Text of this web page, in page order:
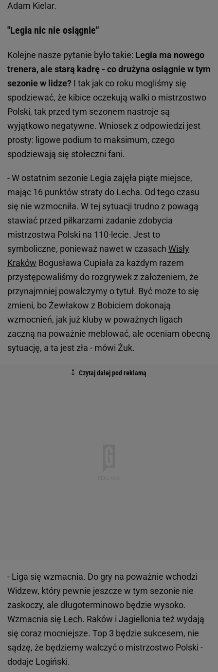
Adam Kielar.
"Legia nic nie osiągnie"
Kolejne nasze pytanie było takie: Legia ma nowego
trenera, ale starą kadrę - co drużyna osiągnie w tym
sezonie w lidze? I tak jak co roku mogliśmy się
spodziewać, że kibice oczekują walki o mistrzostwo
Polski, tak przed tym sezonem nastroje są
wyjątkowo negatywne. Wniosek z odpowiedzi jest
prosty: ligowe podium to maksimum, czego
spodziewają się stołeczni fani.
- W ostatnim sezonie Legia zajęła piąte miejsce,
mając 16 punktów straty do Lecha. Od tego czasu
się nie wzmocniła. W tej sytuacji trudno z powagą
stawiać przed piłkarzami zadanie zdobycia
mistrzostwa Polski na 110-lecie. Jest to
symboliczne, ponieważ nawet w czasach Wisły
Kraków Bogusława Cupiała za każdym razem
przystępowaliśmy do rozgrywek z założeniem, że
przynajmniej powalczymy o tytuł. Być może to się
zmieni, bo Żewłakow z Bobiciem dokonają
wzmocnień, jak już kluby w poważnych ligach
zaczną na poważnie meblować, ale oceniam obecną
sytuację, a ta jest zła - mówi Żuk.
- Liga się wzmacnia. Do gry na poważnie wchodzi
Widzew, który pewnie jeszcze w tym sezonie nie
zaskoczy, ale długoterminowo będzie wysoko.
Wzmacnia się Lech. Raków i Jagiellonia też wydają
się coraz mocniejsze. Top 3 będzie sukcesem, nie
sądzę, że będziemy walczyć o mistrzostwo Polski -
dodaje Logiński.